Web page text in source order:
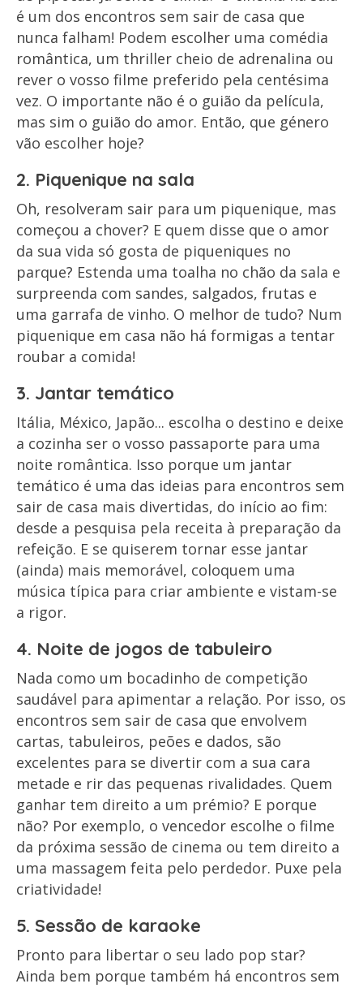
é um dos encontros sem sair de casa que
nunca falham! Podem escolher uma comédia
romântica, um thriller cheio de adrenalina ou
rever o vosso filme preferido pela centésima
vez. O importante não é o guião da película,
mas sim o guião do amor. Então, que género
vão escolher hoje?
2. Piquenique na sala
Oh, resolveram sair para um piquenique, mas
começou a chover? E quem disse que o amor
da sua vida só gosta de piqueniques no
parque? Estenda uma toalha no chão da sala e
surpreenda com sandes, salgados, frutas e
uma garrafa de vinho. O melhor de tudo? Num
piquenique em casa não há formigas a tentar
roubar a comida!
3. Jantar temático
Itália, México, Japão... escolha o destino e deixe
a cozinha ser o vosso passaporte para uma
noite romântica. Isso porque um jantar
temático é uma das ideias para encontros sem
sair de casa mais divertidas, do início ao fim:
desde a pesquisa pela receita à preparação da
refeição. E se quiserem tornar esse jantar
(ainda) mais memorável, coloquem uma
música típica para criar ambiente e vistam-se
a rigor.
4. Noite de jogos de tabuleiro
Nada como um bocadinho de competição
saudável para apimentar a relação. Por isso, os
encontros sem sair de casa que envolvem
cartas, tabuleiros, peões e dados, são
excelentes para se divertir com a sua cara
metade e rir das pequenas rivalidades. Quem
ganhar tem direito a um prémio? E porque
não? Por exemplo, o vencedor escolhe o filme
da próxima sessão de cinema ou tem direito a
uma massagem feita pelo perdedor. Puxe pela
criatividade!
5. Sessão de karaoke
Pronto para libertar o seu lado pop star?
Ainda bem porque também há encontros sem